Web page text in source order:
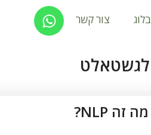
בלוג צור קשר
מה זה NLP?